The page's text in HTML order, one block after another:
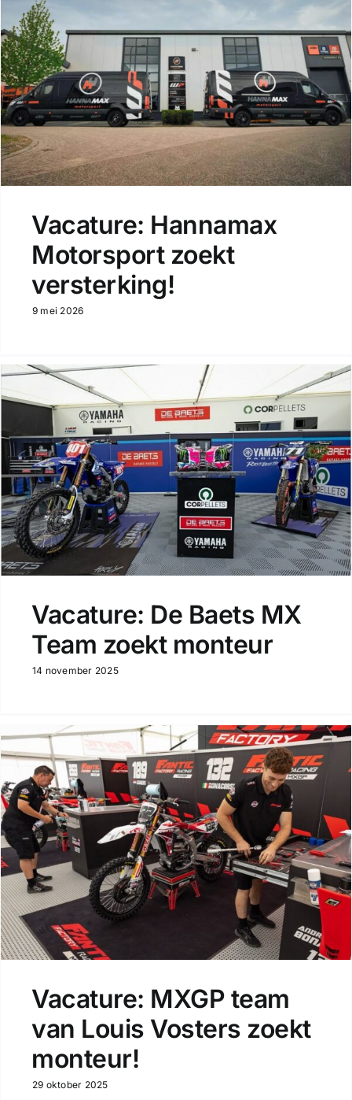
Vacature: Hannamax
Motorsport zoekt
versterking!
9 mei 2026
Vacature: De Baets MX
Team zoekt monteur
14 november 2025
Vacature: MXGP team
van Louis Vosters zoekt
monteur!
29 oktober 2025